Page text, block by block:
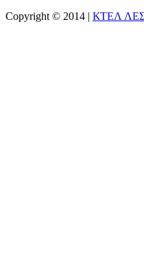
Copyright © 2014 | ΚΤΕΛ